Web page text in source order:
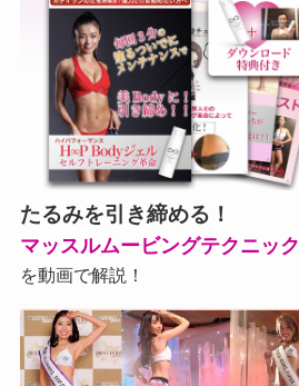
たるみを引き締める！
マッスルムービングテクニック
を動画で解説！